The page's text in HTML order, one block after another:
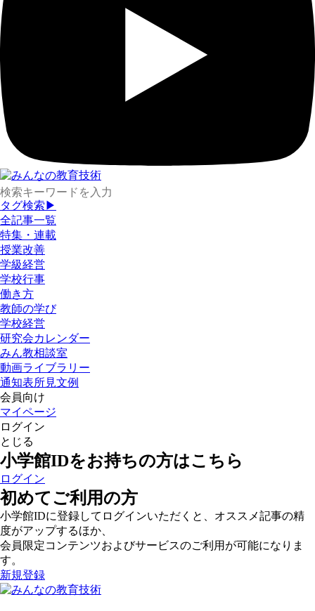
タグ検索▶
全記事一覧
特集・連載
授業改善
学級経営
学校行事
働き方
教師の学び
学校経営
研究会カレンダー
みん教相談室
動画ライブラリー
通知表所見文例
会員向け
マイページ
ログイン
とじる
小学館IDをお持ちの方はこちら
ログイン
初めてご利用の方
小学館IDに登録してログインいただくと、オススメ記事の精
度がアップするほか、
会員限定コンテンツおよびサービスのご利用が可能になりま
す。
新規登録